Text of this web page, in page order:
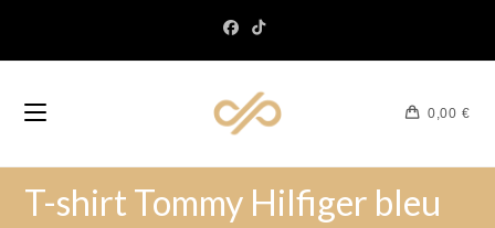
0,00 €
T-shirt Tommy Hilfiger bleu